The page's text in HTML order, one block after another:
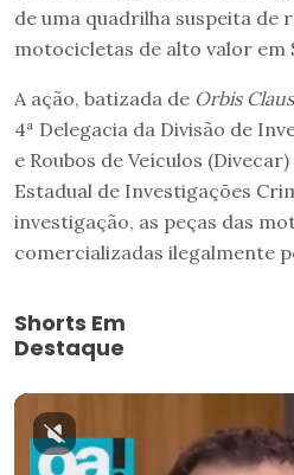
de uma quadrilha suspeita de
motocicletas de alto valor em
A ação, batizada de Orbis
4ª Delegacia da Divisão de
e Roubos de Veículos
Estadual de Investigações
investigação, as peças das
comercializadas ilegalmente
Shorts Em
Destaque